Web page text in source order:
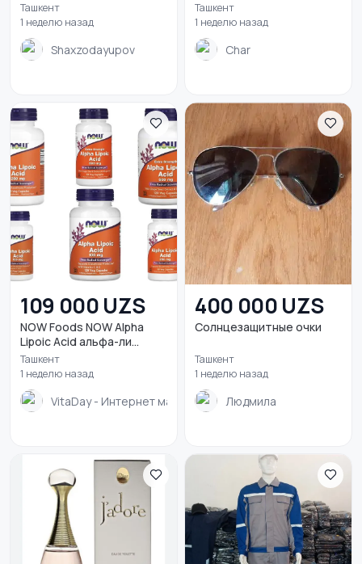
Ташкент
1 неделю назад
Shaxzodayupov
Ташкент
1 неделю назад
Char
109 000 UZS
NOW Foods NOW Alpha
Lipoic Acid альфа-ли...
Ташкент
1 неделю назад
VitaDay - Интернет магазин
400 000 UZS
Солнцезащитные очки
Ташкент
1 неделю назад
Людмила